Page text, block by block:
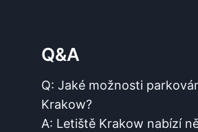
Q&A
Q: Jaké ​možnosti
Krakow?
A: Letiště ⁣Krakow nabízí